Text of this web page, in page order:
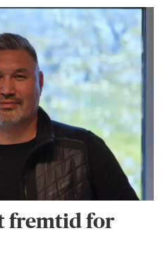
fremtid for